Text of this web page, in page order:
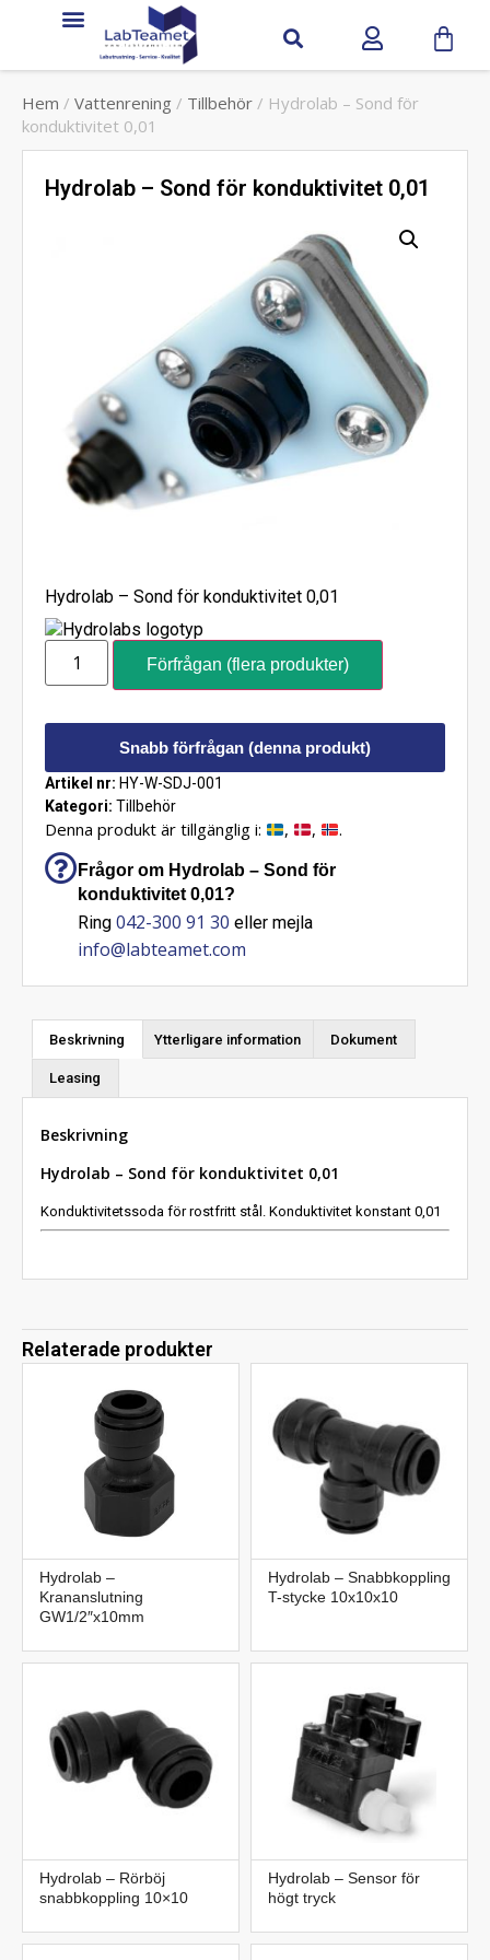
Hem / Vattenrening / Tillbehör / Hydrolab – Sond för
konduktivitet 0,01
Hydrolab – Sond för konduktivitet 0,01
Hydrolab – Sond för konduktivitet 0,01
Förfrågan (flera produkter)
Snabb förfrågan (denna produkt)
Artikel nr: HY-W-SDJ-001
Kategori: Tillbehör
Denna produkt är tillgänglig i: , , .
Frågor om Hydrolab – Sond för
konduktivitet 0,01?
Ring 042-300 91 30 eller mejla
info@labteamet.com
Beskrivning Ytterligare information Dokument
Leasing
Beskrivning
Hydrolab – Sond för konduktivitet 0,01
Konduktivitetssoda för rostfritt stål. Konduktivitet konstant 0,01
Relaterade produkter
Hydrolab –
Krananslutning
GW1/2″x10mm
Hydrolab – Snabbkoppling
T-stycke 10x10x10
Hydrolab – Rörböj
snabbkoppling 10×10
Hydrolab – Sensor för
högt tryck